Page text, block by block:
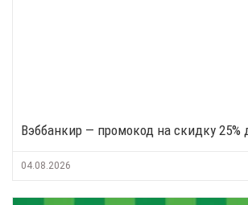
Вэббанкир — промокод на скидку 25%
04.08.2026